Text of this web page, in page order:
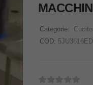
Categorie: Cucito
COD: